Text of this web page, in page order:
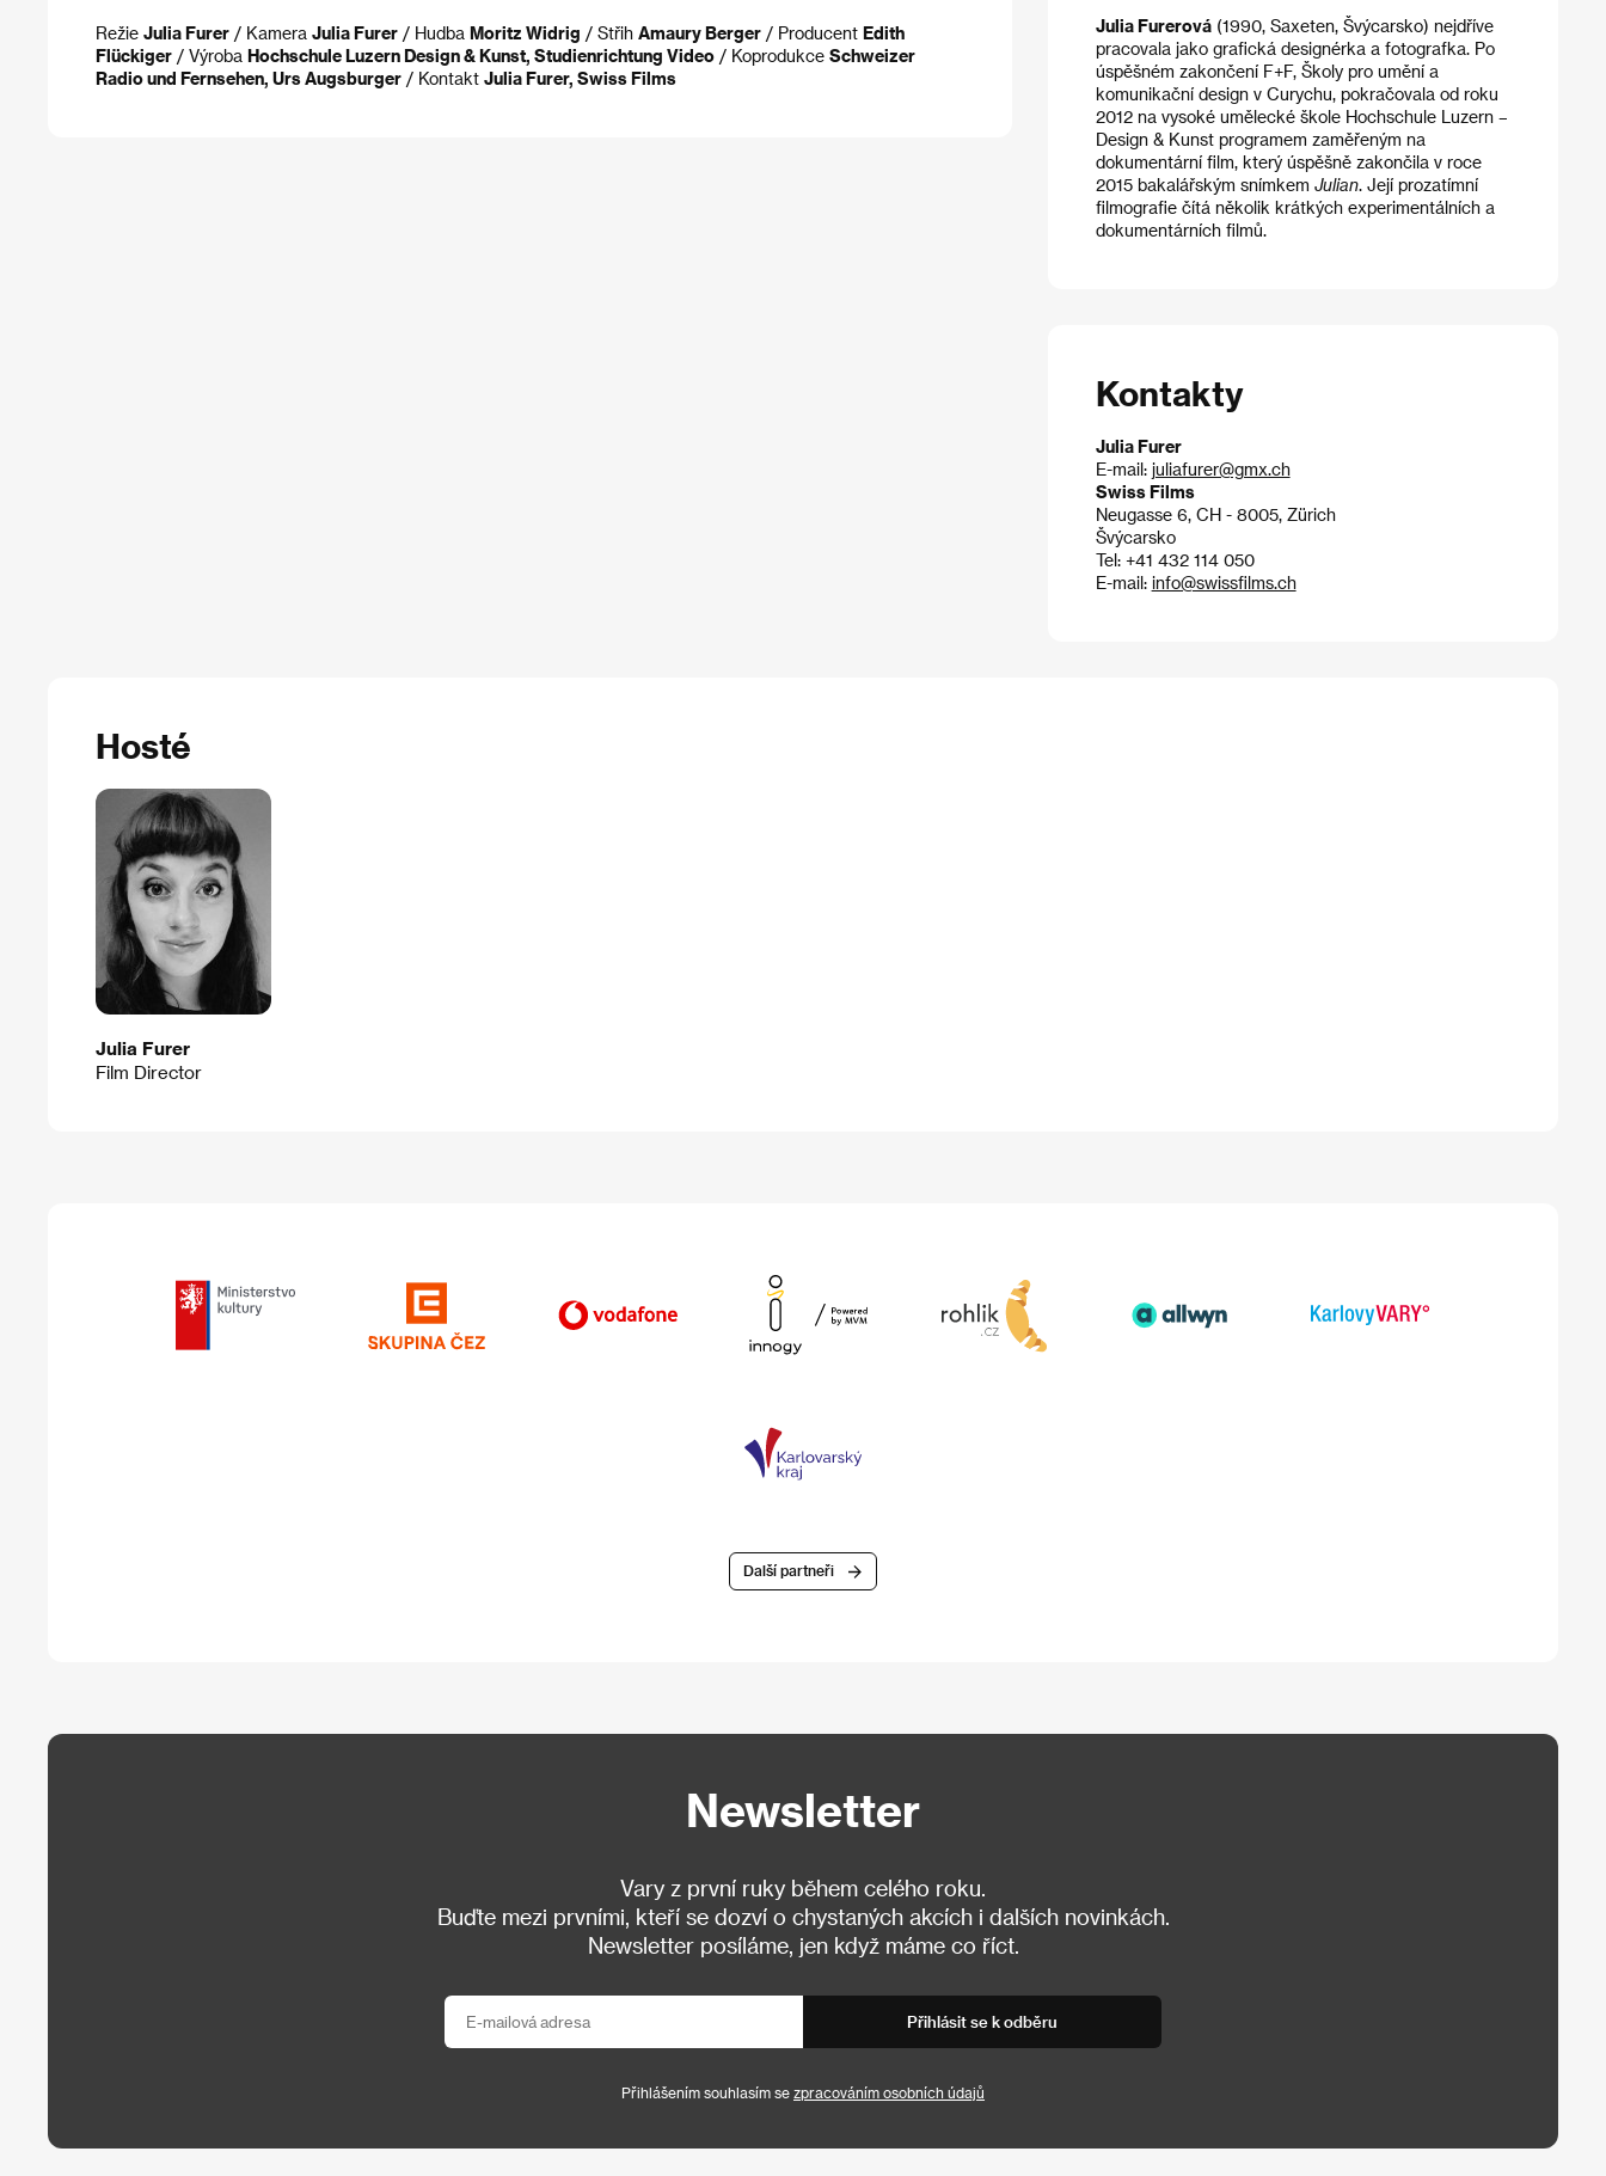
Režie Julia Furer / Kamera Julia Furer / Hudba Moritz Widrig / Střih Amaury Berger / Producent Edith
Flückiger / Výroba Hochschule Luzern Design & Kunst, Studienrichtung Video / Koprodukce Schweizer
Radio und Fernsehen, Urs Augsburger / Kontakt Julia Furer, Swiss Films
Julia Furerová(1990, Saxeten, Švýcarsko) nejdříve
pracovala jako grafická designérka a fotografka. Po
úspěšném zakončení F+F, Školy pro umění a
komunikační design v Curychu, pokračovala od roku
2012 na vysoké umělecké škole Hochschule Luzern –
Design & Kunst programem zaměřeným na
dokumentární film, který úspěšně zakončila v roce
2015 bakalářským snímkem Julian. Její prozatímní
filmografie čítá několik krátkých experimentálních a
dokumentárních filmů.
Kontakty
Julia Furer
E-mail: juliafurer@gmx.ch
Swiss Films
Neugasse 6, CH - 8005, Zürich
Švýcarsko
Tel: +41 432 114 050
E-mail: info@swissfilms.ch
Hosté
Julia Furer
Film Director
Další partneři
Newsletter
Vary z první ruky během celého roku.
Buďte mezi prvními, kteří se dozví o chystaných akcích i dalších novinkách.
Newsletter posíláme, jen když máme co říct.
Přihlásit se k odběru
Přihlášením souhlasím se zpracováním osobních údajů